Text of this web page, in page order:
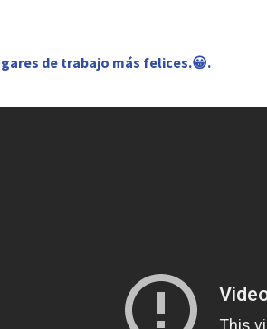
de trabajo más felices.😀.